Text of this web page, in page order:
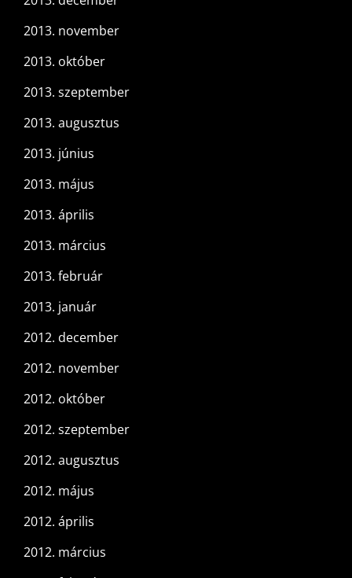
2013. november
2013. október
2013. szeptember
2013. augusztus
2013. június
2013. május
2013. április
2013. március
2013. február
2013. január
2012. december
2012. november
2012. október
2012. szeptember
2012. augusztus
2012. május
2012. április
2012. március